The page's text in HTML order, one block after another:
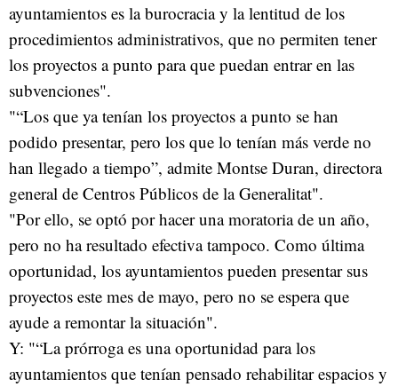
ayuntamientos es la burocracia y la lentitud de los
procedimientos administrativos, que no permiten tener
los proyectos a punto para que puedan entrar en las
subvenciones".
"“Los que ya tenían los proyectos a punto se han
podido presentar, pero los que lo tenían más verde no
han llegado a tiempo”, admite Montse Duran, directora
general de Centros Públicos de la Generalitat".
"Por ello, se optó por hacer una moratoria de un año,
pero no ha resultado efectiva tampoco. Como última
oportunidad, los ayuntamientos pueden presentar sus
proyectos este mes de mayo, pero no se espera que
ayude a remontar la situación".
Y: "“La prórroga es una oportunidad para los
ayuntamientos que tenían pensado rehabilitar espacios y